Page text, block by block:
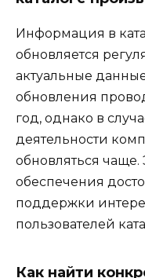
Информация в
обновляется
актуальные
обновления
год, однако в
деятельности
обновляться
обеспечения
поддержки
пользователей
Как найти